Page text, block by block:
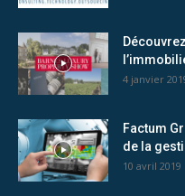
4 janvier
Factum
de la
10 avril 2019